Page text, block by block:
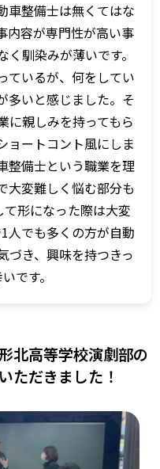
車整備士は無くてはな
内容が専門性が高い事
馴染みが薄いです。
ているが、何をしてい
多いと感じました。そ
に親しみを持ってもら
ョートコント風にしま
整備士という職業を理
大変難しく悩む部分も
形になった際は大変
人でも多くの方が自動
づき、興味を持つきっ
です。
北高等学校演劇部の
ただきました！